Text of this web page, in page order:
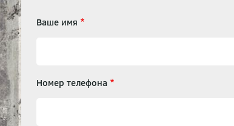
Ваше имя
Номер телефона